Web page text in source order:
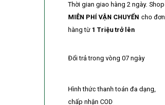
Thời gian giao hàng 2 ngày. Shop
MIỄN PHÍ VẬN CHUYỂN cho đơn
hàng từ 1 Triệu trở lên
Đổi trả trong vòng 07 ngày
Hình thức thanh toán đa dạng,
chấp nhận COD